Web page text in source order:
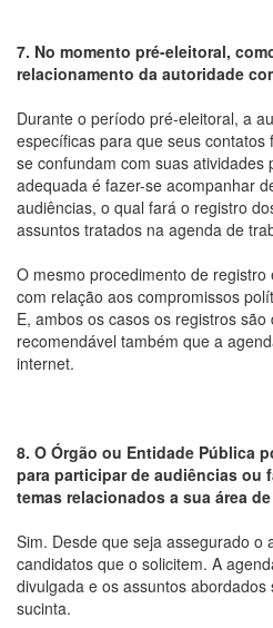
7. No momento pré-eleitoral,
relacionamento da autoridade
Durante o período pré-eleitoral, a
específicas para que seus contatos
se confundam com suas atividades
adequada é fazer-se acompanhar
audiências, o qual fará o registro
assuntos tratados na agenda de
O mesmo procedimento de
com relação aos compromissos
E, ambos os casos os registros
recomendável também que a
internet.
8. O Órgão ou Entidade Pública
para participar de audiências ou
temas relacionados a sua área
Sim. Desde que seja assegurado o
candidatos que o solicitem. A
divulgada e os assuntos
sucinta.